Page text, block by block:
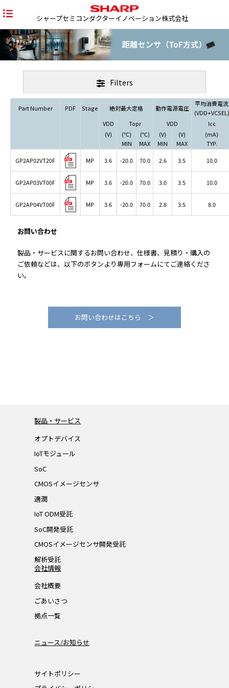
シャープセミコンダクターイノベーション株式会社
Filters
Part Number PDF Stage 絶対最大定格 動作電源電圧
平均消費電流
(VDD+VCSEL)
VDD
Topr VDD
lcc
(V)
(℃)
MIN
(℃)
MAX
(V)
MIN
(V)
MAX
(mA)
TYP.
GP2AP02VT20F MP 3.6 -20.0 70.0 2.6 3.5 10.0
GP2AP03VT00F MP 3.6 -20.0 70.0 3.0 3.5 10.0
GP2AP04VT00F MP 3.6 -20.0 70.0 2.8 3.5 8.0
お問い合わせ
製品・サービスに関するお問い合わせ、仕様書、見積り・購入の
ご依頼などは、以下のボタンより専用フォームにてご連絡くださ
い。
お問い合わせはこちら ＞
製品・サービス
オプトデバイス
IoTモジュール
SoC
CMOSイメージセンサ
適潤
IoT ODM受託
SoC開発受託
CMOSイメージセンサ開発受託
解析受託
会社情報
会社概要
ごあいさつ
拠点一覧
ニュース/お知らせ
サイトポリシー